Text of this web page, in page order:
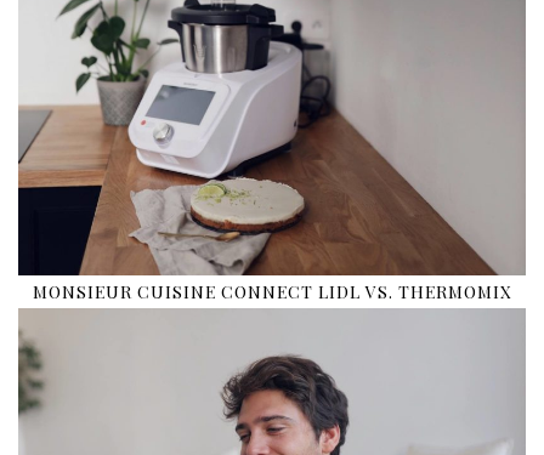
MONSIEUR CUISINE CONNECT LIDL VS. THERMOMIX